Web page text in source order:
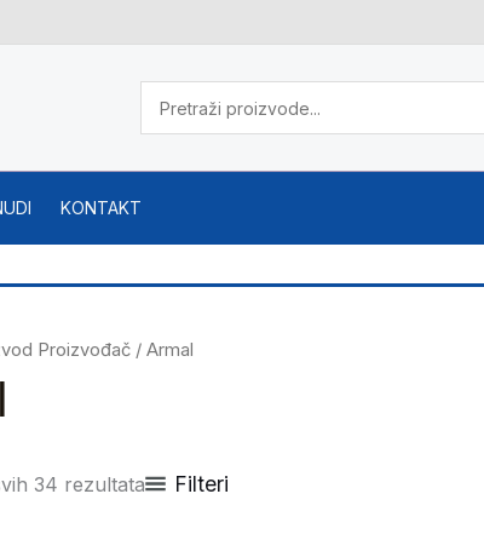
KONTAKT
Proizvođač / Armal
34 rezultata Filteri